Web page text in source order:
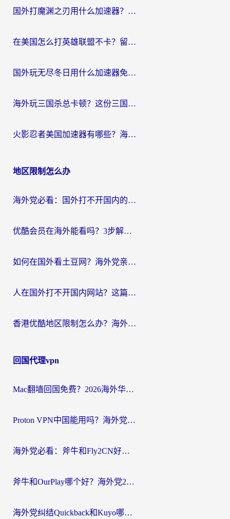
国外打魔渊之刃用什么加速器？2026海外玩家国服游戏加速全攻略（附闪耀暖暖&复苏的魔女避坑指南）
在美国怎么打英雄联盟不卡？留学生亲测的国服游戏加速全攻略
国外玩无尽冬日用什么加速器免费？海外党国服游戏加速避坑指南
海外玩三国杀总卡顿？这份三国杀游戏加速器指南帮你告别延迟烦恼
火影忍者美国加速器有哪些？海外党亲测的国服游戏加速全攻略（含菲律宾玩三国之刃守望黎明技巧）
地区限制怎么办
海外党必看：国外打不开国内的app怎么办？3步解决你的乡愁
优酷会员在海外能看吗？3步解决海外追剧难题，附实测好用加速器推荐
如何在国外看土豆网？海外党亲测有效的追剧加速器选择指南
人在国外打不开国内网站？这篇攻略帮你无缝解锁国内资源（附交管12123使用技巧）
香港优酷地区限制怎么办？海外党亲测有效的追剧解决方案
回国代理vpn
Mac翻墙回国免费？2026海外华人亲测：从CCTV5直播到国内APP，这样选加速器才靠谱
Proton VPN中国能用吗？海外党选回国加速器的避坑指南（附番茄加速器实测）
海外党必看：斧牛和Fly2CN好用吗？3招教你选对回国加速器（附免费试用攻略）
斧牛和OurPlay哪个好？海外党2026亲测：选对加速器，国内资源秒加载
海外党纠结Quickback和Kuyo哪个好？选对回国加速器才能无缝刷国内资源